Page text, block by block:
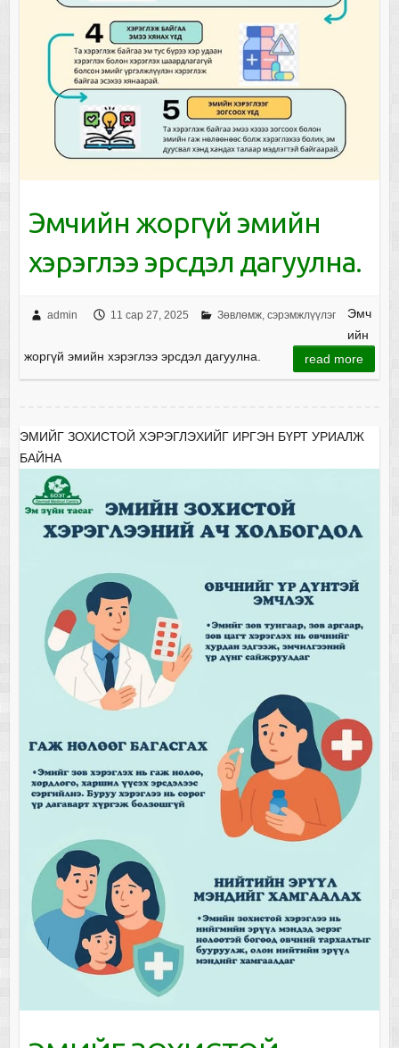
Эмчийн жоргүй эмийн
хэрэглээ эрсдэл дагуулна.
admin 11 сар 27, 2025 Зөвлөмж, сэрэмжлүүлэг
Эмч
ийн
жоргүй эмийн хэрэглээ эрсдэл дагуулна.
read more
ЭМИЙГ ЗОХИСТОЙ ХЭРЭГЛЭХИЙГ ИРГЭН БҮРТ УРИАЛЖ
БАЙНА